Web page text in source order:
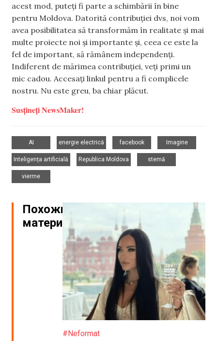
acest mod, puteți fi parte a schimbării în bine
pentru Moldova. Datorită contribuției dvs, noi vom
avea posibilitatea să transformăm în realitate și mai
multe proiecte noi și importante și, ceea ce este la
fel de important, să rămânem independenți.
Indiferent de mărimea contribuției, veți primi un
mic cadou. Accesați linkul pentru a fi complicele
nostru. Nu este greu, ba chiar plăcut.
Susțineți NewsMaker!
AI
energie electrică
facebook
Imagine
Inteligența artificială
Republica Moldova
stemă
vierme
Похожие
материалы
#Neformat